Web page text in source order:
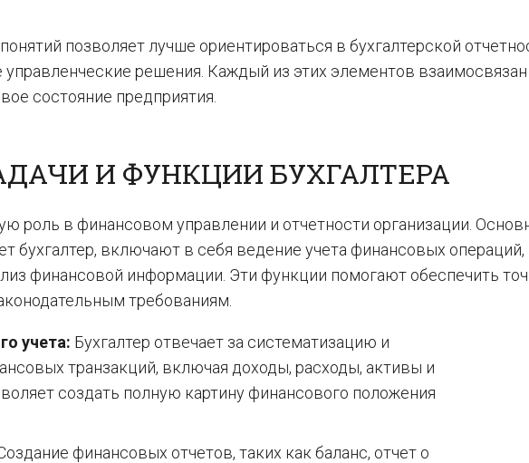
позволяет лучше ориентироваться в бухгалтерской
решения. Каждый из этих элементов взаимосвязан
состояние предприятия.
И ФУНКЦИИ БУХГАЛТЕРА
роль в финансовом управлении и отчетности организации.
бухгалтер, включают в себя ведение учета финансовых операций,
финансовой информации. Эти функции помогают обеспечить
требованиям.
учета: Бухгалтер отвечает за систематизацию и
транзакций, включая доходы, расходы, активы и
создать полную картину финансового положения
финансовых отчетов, таких как баланс, отчет о